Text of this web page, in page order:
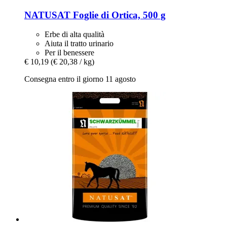
NATUSAT Foglie di Ortica, 500 g
Erbe di alta qualità
Aiuta il tratto urinario
Per il benessere
€ 10,19 (€ 20,38 / kg)
Consegna entro il giorno 11 agosto